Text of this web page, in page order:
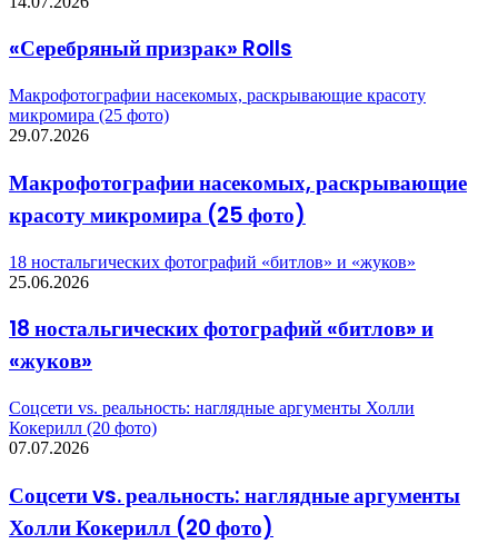
«Серебряный призрак» Rolls
Макрофотографии насекомых, раскрывающие красоту
микромира (25 фото)
29.07.2026
Макрофотографии насекомых, раскрывающие
красоту микромира (25 фото)
18 ностальгических фотографий «битлов» и «жуков»
25.06.2026
18 ностальгических фотографий «битлов» и
«жуков»
Соцсети vs. реальность: наглядные аргументы Холли
Кокерилл (20 фото)
07.07.2026
Соцсети vs. реальность: наглядные аргументы
Холли Кокерилл (20 фото)